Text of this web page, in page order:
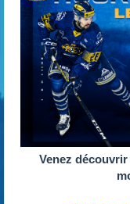
Venez